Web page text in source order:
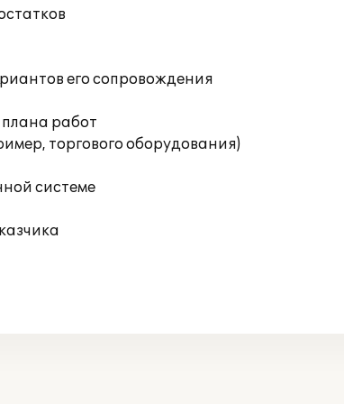
его сопровождения
работ
торгового оборудования)
системе